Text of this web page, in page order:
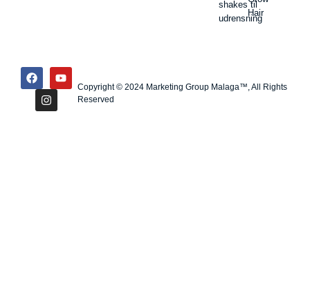
shakes til
udrensning
Hair
Copyright © 2024 Marketing Group Malaga™, All Rights
Reserved